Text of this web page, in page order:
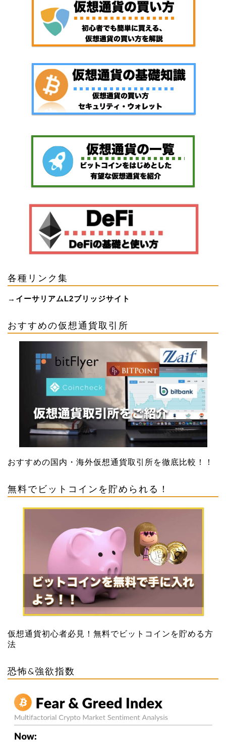
各種リンク集
→ イーサリアムL2ブリッジサイト
おすすめの仮想通貨取引所
おすすめの国内・海外仮想通貨取引所を徹底比較！！
無料でビットコインを貯められる！
仮想通貨初心者必見！無料でビットコインを貯める方
法
恐怖&強欲指数